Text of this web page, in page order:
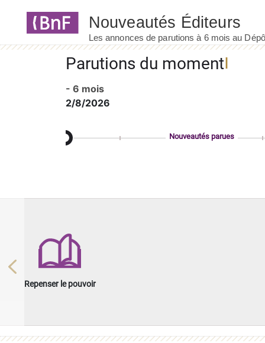
Parutions du moment
- 6 mois
2/8/2026
Nouveautés parues
Repenser le pouvoir
Previous